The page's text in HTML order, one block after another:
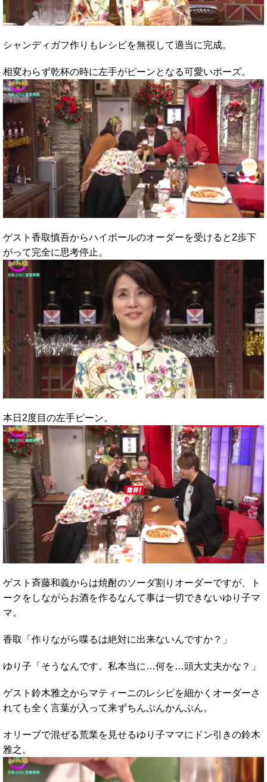
シャンディガフ作りもレシピを無視して適当に完成。
相変わらず乾杯の時に左手がピーンとなる可愛いポーズ。
ゲスト香取慎吾からハイボールのオーダーを受けると2歩下
がって完全に思考停止。
本日2度目の左手ピーン。
ゲスト斉藤和義からは焼酎のソーダ割りオーダーですが、ト
ークをしながらお酒を作るなんて事は一切できないゆり子マ
マ。
香取「作りながら喋るは絶対に出来ないんですか？」
ゆり子「そうなんです。私本当に…何を…頭大丈夫かな？」
ゲスト鈴木雅之からマティーニのレシピを細かくオーダーさ
れても全く言葉が入って来ずちんぷんかんぷん。
オリーブで混ぜる荒業を見せるゆり子ママにドン引きの鈴木
雅之。